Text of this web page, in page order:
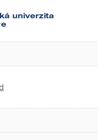
univerzita